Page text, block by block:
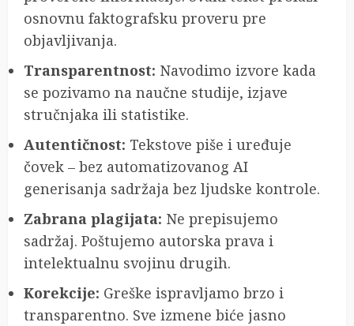
osnovnu faktografsku proveru pre
objavljivanja.
Transparentnost: Navodimo izvore kada
se pozivamo na naučne studije, izjave
stručnjaka ili statistike.
Autentičnost: Tekstove piše i uređuje
čovek – bez automatizovanog AI
generisanja sadržaja bez ljudske kontrole.
Zabrana plagijata: Ne prepisujemo
sadržaj. Poštujemo autorska prava i
intelektualnu svojinu drugih.
Korekcije: Greške ispravljamo brzo i
transparentno. Sve izmene biće jasno